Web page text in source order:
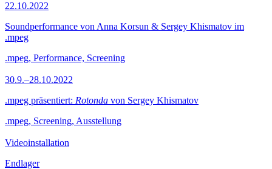
22.10.2022
Soundperformance von Anna Korsun & Sergey Khismatov im
.mpeg
.mpeg, Performance, Screening
30.9.–28.10.2022
.mpeg präsentiert: Rotonda von Sergey Khismatov
.mpeg, Screening, Ausstellung
Videoinstallation
Endlager